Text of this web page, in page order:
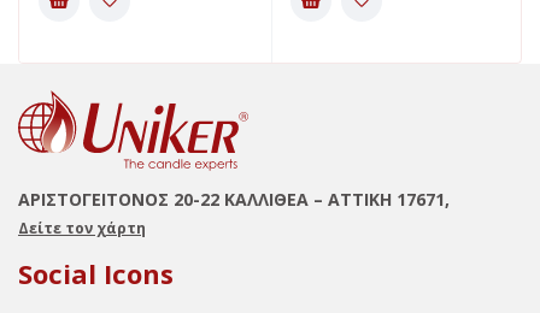
ΑΡΙΣΤΟΓΕΙΤΟΝΟΣ 20-22 ΚΑΛΛΙΘΕΑ – ΑΤΤΙΚΗ 17671,
Δείτε τον χάρτη
Social Icons